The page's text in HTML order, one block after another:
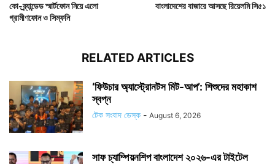
কো-ব্র্যান্ডেড স্মার্টফোন নিয়ে এলো
গ্রামীণফোন ও সিম্ফনি
বাংলাদেশের বাজারে আসছে রিয়েলমি সি৫১
RELATED ARTICLES
‘ফিউচার অ্যাস্ট্রোনটস মিট-আপ’: শিশুদের মহাকাশ
স্বপ্ন
টেক সংবাদ ডেস্ক - August 6, 2026
সাফ চ্যাম্পিয়নশিপ বাংলাদেশ ২০২৬-এর টাইটেল